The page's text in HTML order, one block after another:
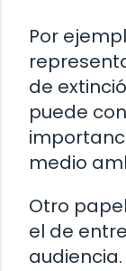
Por
de
puede
medio
Otro
el de
audiencia.